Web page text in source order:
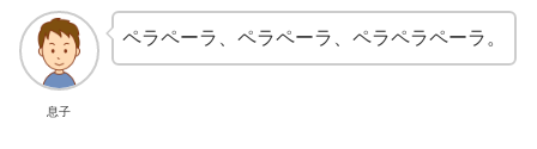
息子
ペラペーラ、ペラペーラ、ペラペラペーラ。